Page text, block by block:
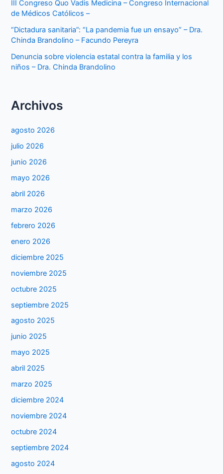
III Congreso Quo Vadis Medicina – Congreso Internacional
de Médicos Católicos –
“Dictadura sanitaria”: “La pandemia fue un ensayo” – Dra.
Chinda Brandolino – Facundo Pereyra
Denuncia sobre violencia estatal contra la familia y los
niños – Dra. Chinda Brandolino
Archivos
agosto 2026
julio 2026
junio 2026
mayo 2026
abril 2026
marzo 2026
febrero 2026
enero 2026
diciembre 2025
noviembre 2025
octubre 2025
septiembre 2025
agosto 2025
junio 2025
mayo 2025
abril 2025
marzo 2025
diciembre 2024
noviembre 2024
octubre 2024
septiembre 2024
agosto 2024